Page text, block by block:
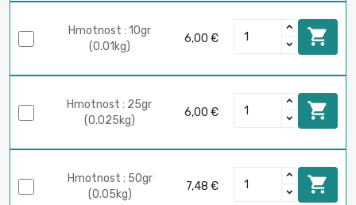
Hmotnost : 10gr
(0.01kg)
6,00 € 
Hmotnost : 25gr
(0.025kg)
6,00 € 
Hmotnost : 50gr
(0.05kg)
7,48 € 